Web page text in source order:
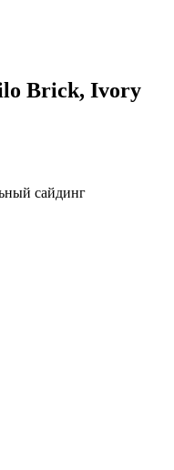
Brick, Ivory
сайдинг